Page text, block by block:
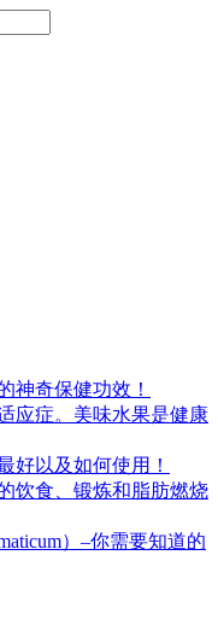
神奇保健功效！
应症。美味水果是健康
好以及如何使用！
饮食、锻炼和脂肪燃烧
）–你需要知道的